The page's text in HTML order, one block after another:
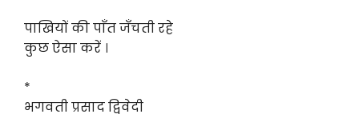
पाखियों की पाँत जँचती रहे
कुछ ऐसा करें ।
*
भगवती प्रसाद द्विवेदी